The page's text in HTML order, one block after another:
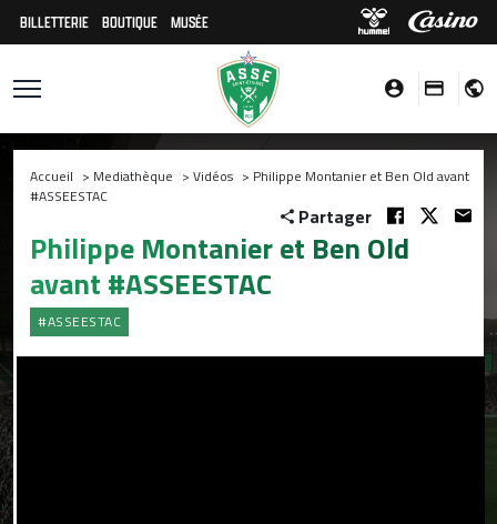
BILLETTERIE BOUTIQUE MUSÉE
Accueil > Mediathèque > Vidéos > Philippe Montanier et Ben Old avant
#ASSEESTAC
Partager
Philippe Montanier et Ben Old
avant #ASSEESTAC
#ASSEESTAC